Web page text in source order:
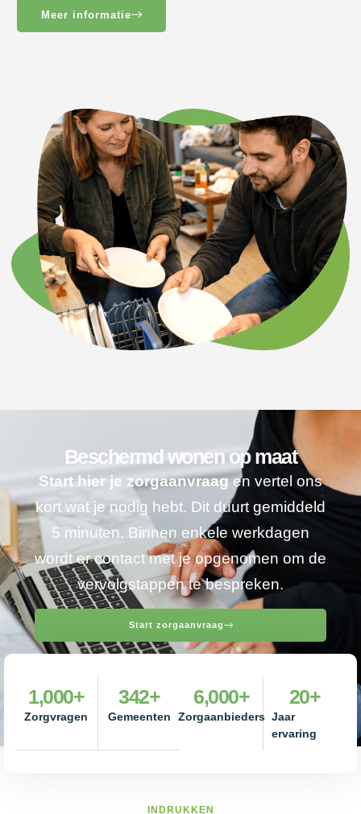
Meer informatie
Beschermd wonen op maat
Start hier je zorgaanvraagen vertel ons
kort wat je nodig hebt. Dit duurt gemiddeld
5 minuten. Binnen enkele werkdagen
wordt er contact met je opgenomen om de
vervolgstappen te bespreken.
Start zorgaanvraag
Zorgvragen
1,000+
Gemeenten
342+
Zorgaanbieders
6,000+
Jaar
ervaring
20+
INDRUKKEN